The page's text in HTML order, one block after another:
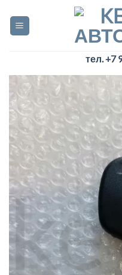
content
тел. +7